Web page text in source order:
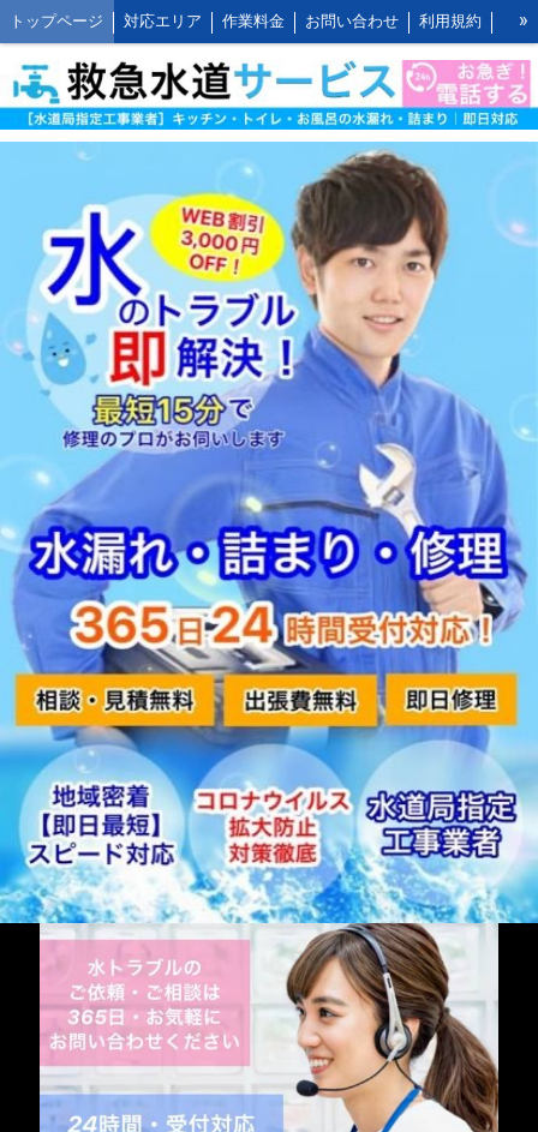
トップページ 対応エリア 作業料金 お問い合わせ 利用規約
水道修理の作業報告 水道修理の施工事例 よくあるご質問 FAQ
救水の水道修理ブログ お客様の声とご感想 WEB割引ご利用方法
公式LINEアカウント キッチンの作業料金
トイレの作業料金 お風呂の作業料金 洗面所の作業料金
屋外の作業料金
»